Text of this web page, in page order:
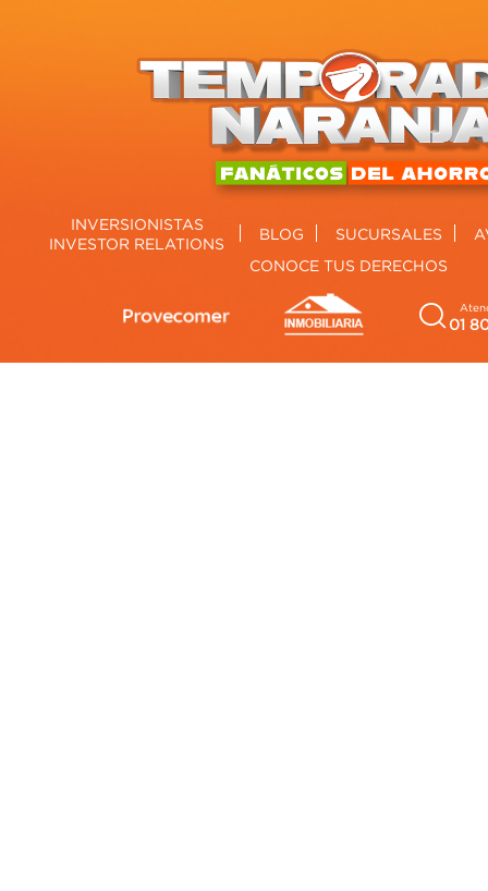
INVERSIONISTAS
INVESTOR RELATIONS
BLOG SUCURSALES
CONOCE TUS DERECHOS
01